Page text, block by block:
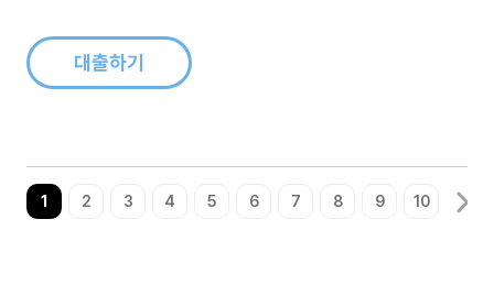
더하여 가상역사를..
대출하기
1 2 3 4 5 6 7 8 9 10